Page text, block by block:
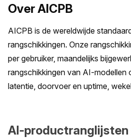
Over AICPB
AICPB is de wereldwijde
rangschikkingen. Onze
per gebruiker, maandelijks
rangschikkingen van AI-modellen
latentie, doorvoer en uptime,
AI-productranglijsten